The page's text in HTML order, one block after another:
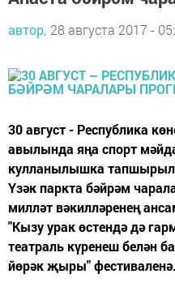
автор, 28 августа 2017 -
30 август - Республика
авылында яңа спорт
кулланылышка
Үзәк паркта бәйрәм
милләт вәкилләренең
"Кызу урак өстендә дә
театраль күренеш белән
йөрәк җыры"